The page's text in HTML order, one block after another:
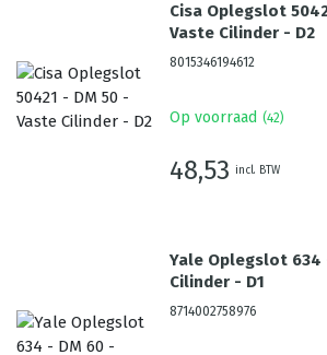
Cisa Oplegslot
Vaste Cilinder - D2
8015346194612
Op voorraad (42)
48,53 incl. BTW
Yale Oplegslot 634
Cilinder - D1
8714002758976